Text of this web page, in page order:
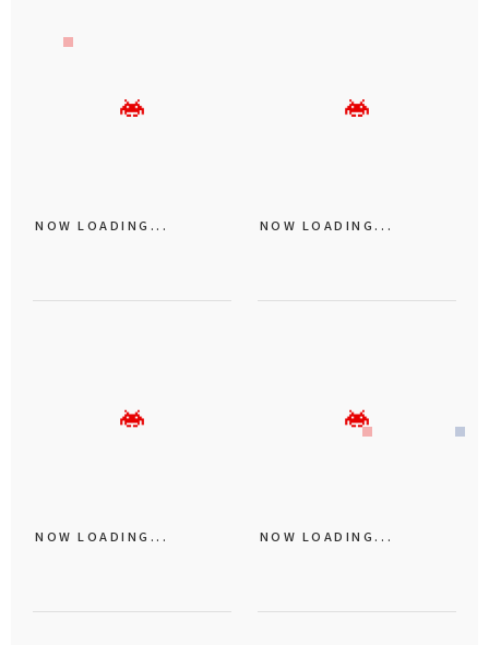
NOW LOADING... NOW LOADING...
NOW LOADING... NOW LOADING...